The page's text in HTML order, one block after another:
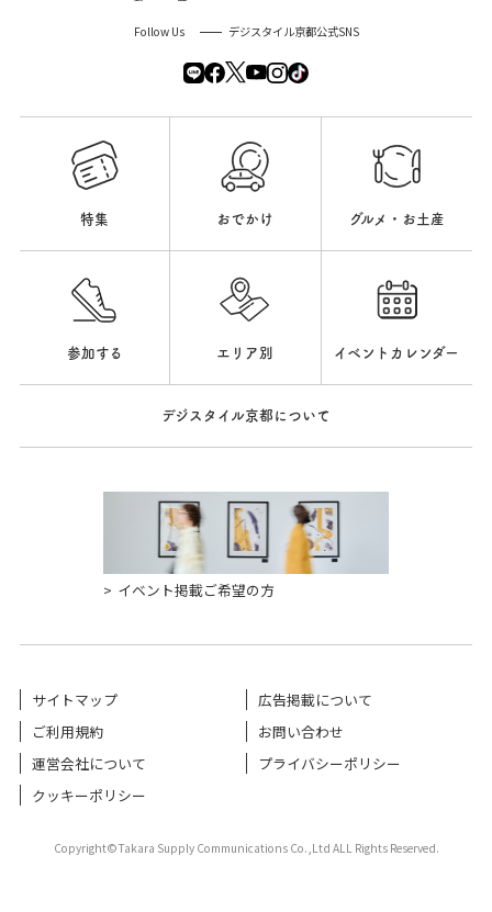
Follow Us デジスタイル京都公式SNS
特集 おでかけ グルメ・お土産
参加する エリア別 イベントカレンダー
デジスタイル京都について
イベント掲載ご希望の方
サイトマップ
広告掲載について
ご利用規約
お問い合わせ
運営会社について
プライバシーポリシー
クッキーポリシー
Copyright©Takara Supply Communications Co.,Ltd ALL Rights Reserved.